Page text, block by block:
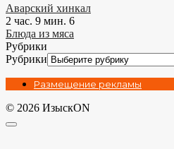
Аварский хинкал
2 час. 9 мин. 6
Блюда из мяса
Рубрики
Рубрики
Размещение рекламы
© 2026 ИзыскON